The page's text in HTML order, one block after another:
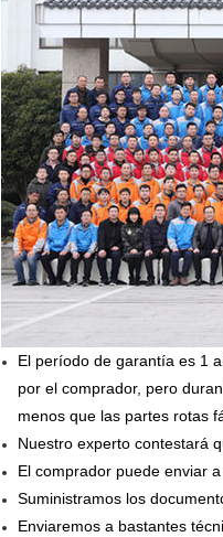
El período de garantía es 1
por el comprador, pero
menos que las partes rotas
Nuestro experto contestará
El comprador puede enviar
Suministramos los
Enviaremos a bastantes